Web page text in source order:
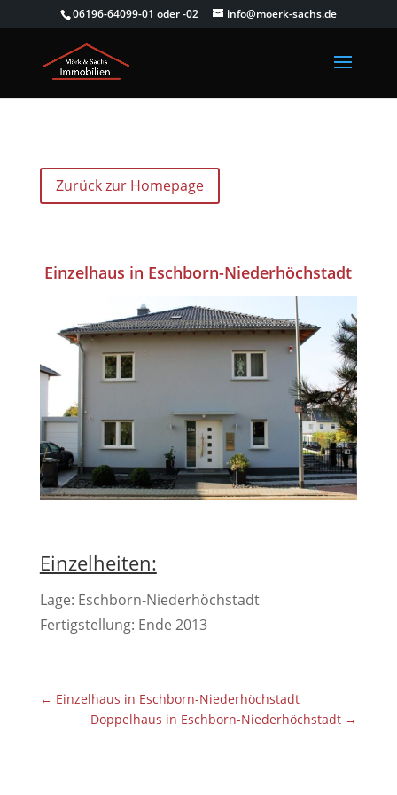
06196-64099-01 oder -02 info@moerk-sachs.de
Zurück zur Homepage
Einzelhaus in Eschborn-Niederhöchstadt
Einzelheiten:
Lage: Eschborn-Niederhöchstadt
Fertigstellung: Ende 2013
← Einzelhaus in Eschborn-Niederhöchstadt
Doppelhaus in Eschborn-Niederhöchstadt →